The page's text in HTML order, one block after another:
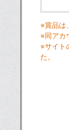
※賞品は
※同アカ
※サイト
た。